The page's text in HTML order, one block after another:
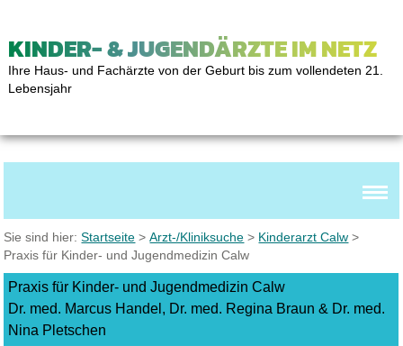
KINDER- & JUGENDÄRZTE IM NETZ
Ihre Haus- und Fachärzte von der Geburt bis zum vollendeten 21.
Lebensjahr
Sie sind hier:Startseite >Arzt-/Kliniksuche > Kinderarzt Calw >
Praxis für Kinder- und Jugendmedizin Calw
Praxis für Kinder- und Jugendmedizin Calw
Dr. med. Marcus Handel, Dr. med. Regina Braun & Dr. med.
Nina Pletschen